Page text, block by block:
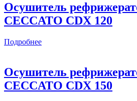
Осушитель
CECCATO CDX 120
Подробнее
Осушитель
CECCATO CDX 150